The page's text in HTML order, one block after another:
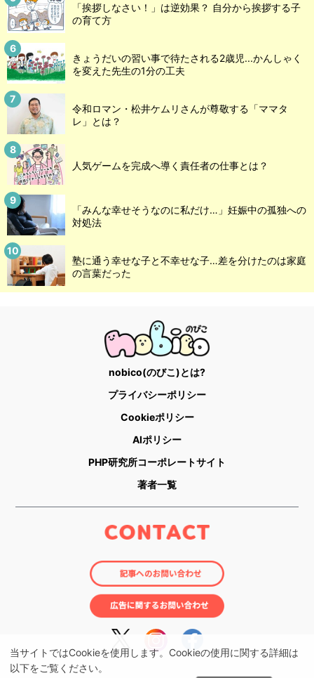
当サイトではCookieを使用します。Cookieの使用に関する詳細は
以下をご覧ください。
「挨拶しなさい！」は逆効果？ 自分から挨拶する子
の育て方
きょうだいの習い事で待たされる2歳児...かんしゃく
を変えた先生の1分の工夫
令和ロマン・松井ケムリさんが尊敬する「ママタ
レ」とは？
人気ゲームを完成へ導く責任者の仕事とは？
「みんな幸せそうなのに私だけ…」妊娠中の孤独への
対処法
塾に通う幸せな子と不幸せな子…差を分けたのは家庭
の言葉だった
nobico(のびこ)とは?
プライバシーポリシー
Cookieポリシー
AIポリシー
PHP研究所コーポレートサイト
著者一覧